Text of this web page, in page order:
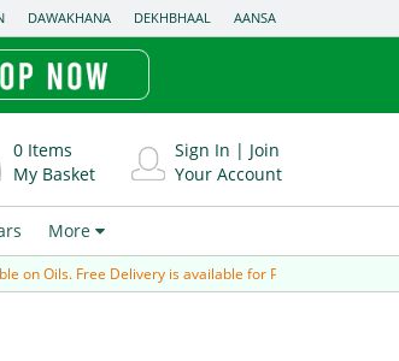
DAWAKHANA DEKHBHAAL AANSA
0Items
My Basket
Sign In | Join
Your Account
More
Free Delivery is available for Prepaid order (paid via